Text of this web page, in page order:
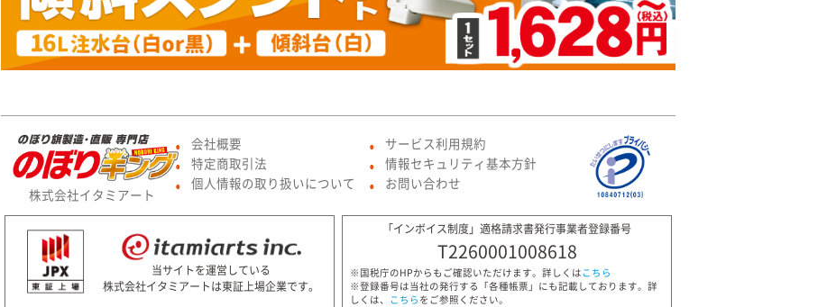
株式会社イタミアート
● 会社概要
● 特定商取引法
● 個人情報の取り扱いについて
● サービス利用規約
● 情報セキュリティ基本方針
● お問い合わせ
当サイトを運営している
株式会社イタミアートは東証上場企業です。
「インボイス制度」適格請求書発行事業者登録番号
T2260001008618
※国税庁のHPからもご確認いただけます。詳しくは こちら
※登録番号は当社の発行する「各種帳票」にも記載しております。詳
しくは、
こちら をご参照ください。